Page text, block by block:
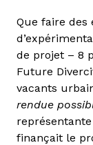
Que faire des
de projet – 8
Future
vacants
rendue
finançait le